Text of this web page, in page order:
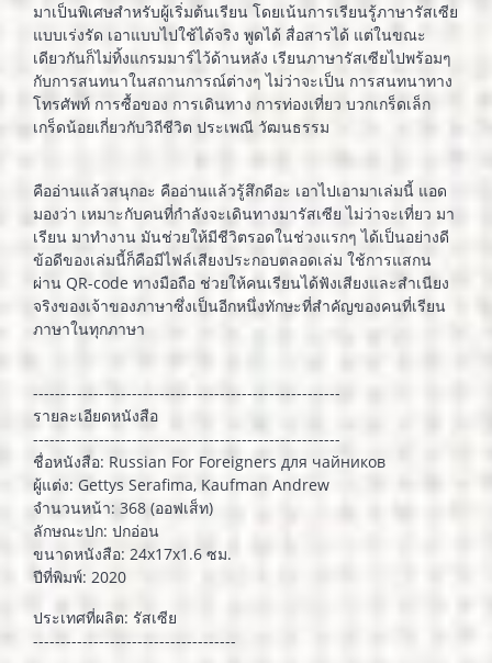
มาเป็นพิเศษสำหรับผู้เริ่มต้นเรียน โดยเน้นการเรียนรู้ภาษารัสเซีย
แบบเร่งรัด เอาแบบไปใช้ได้จริง พูดได้ สื่อสารได้ แต่ในขณะ
เดียวกันก็ไม่ทิ้งแกรมมาร์ไว้ด้านหลัง เรียนภาษารัสเซียไปพร้อมๆ
กับการสนทนาในสถานการณ์ต่างๆ ไม่ว่าจะเป็น การสนทนาทาง
โทรศัพท์ การซื้อของ การเดินทาง การท่องเที่ยว บวกเกร็ดเล็ก
เกร็ดน้อยเกี่ยวกับวิถีชีวิต ประเพณี วัฒนธรรม
คืออ่านแล้วสนุกอะ คืออ่านแล้วรู้สึกดีอะ เอาไปเอามาเล่มนี้ แอด
มองว่า เหมาะกับคนที่กำลังจะเดินทางมารัสเซีย ไม่ว่าจะเที่ยว มา
เรียน มาทำงาน มันช่วยให้มีชีวิตรอดในช่วงแรกๆ ได้เป็นอย่างดี
ข้อดีของเล่มนี้ก็คือมีไฟล์เสียงประกอบตลอดเล่ม ใช้การแสกน
ผ่าน QR-code ทางมือถือ ช่วยให้คนเรียนได้ฟังเสียงและสำเนียง
จริงของเจ้าของภาษาซึ่งเป็นอีกหนึ่งทักษะที่สำคัญของคนที่เรียน
ภาษาในทุกภาษา
--------------------------------------------------------
รายละเอียดหนังสือ
--------------------------------------------------------
ชื่อหนังสือ: Russian For Foreigners для чайников
ผู้แต่ง: Gettys Serafima, Kaufman Andrew
จำนวนหน้า: 368 (ออฟเส็ท)
ลักษณะปก: ปกอ่อน
ขนาดหนังสือ: 24x17x1.6 ซม.
ปีที่พิมพ์: 2020
ประเทศที่ผลิต: รัสเซีย
-------------------------------------